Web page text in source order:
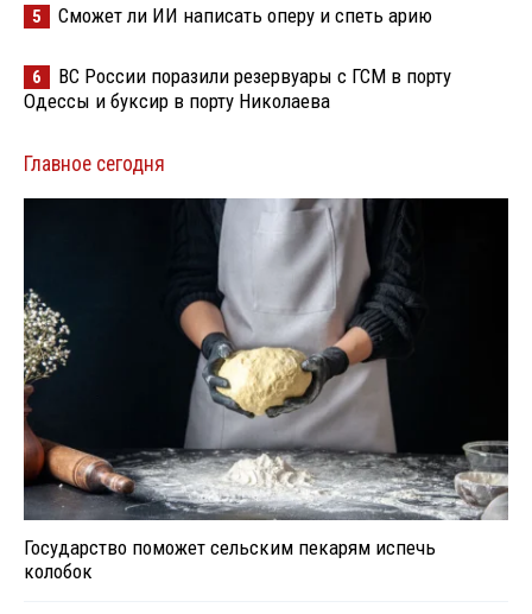
5 Сможет ли ИИ написать оперу и спеть арию
6
ВС России поразили резервуары с ГСМ в порту
Одессы и буксир в порту Николаева
Главное сегодня
Государство поможет сельским пекарям испечь
колобок